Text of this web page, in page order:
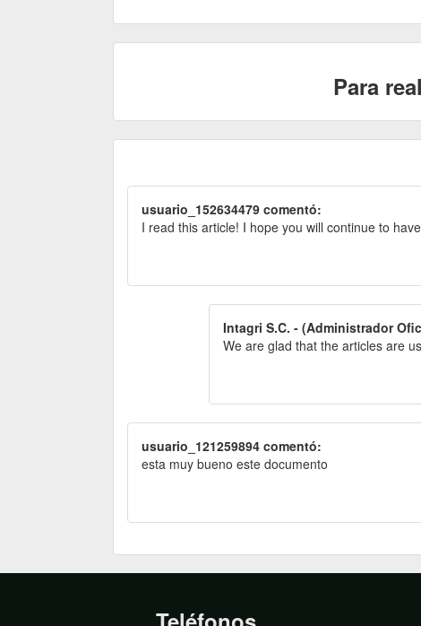
Para
usuario_152634479 comentó:
I read this article! I hope you will continue to
Intagri S.C. - (Administrador
We are glad that the articles are
usuario_121259894 comentó:
esta muy bueno este documento